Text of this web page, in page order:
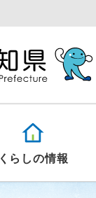
くらしの情報